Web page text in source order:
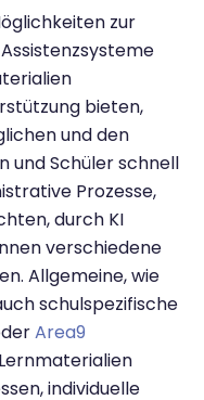
zur
bieten,
und den
und Schüler schnell
Prozesse,
durch KI
verschiedene
Allgemeine, wie
schulspezifische
Area9
individuelle